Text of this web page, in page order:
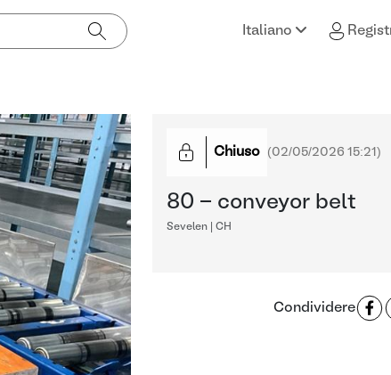
Italiano
Chiuso (02/05/2026 15:21 )
80 - conveyor belt
Sevelen | CH
Condividere